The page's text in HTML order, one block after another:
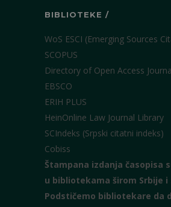
BIBLIOTEKE /
WoS ESCI (Emerging Sources
SCOPUS
Directory of Open Access
EBSCO
ERIH PLUS
HeinOnline Law Journal Library
SCIndeks (Srpski citatni indeks)
Cobiss
Štampana izdanja časopisa
u bibliotekama širom Srbije i
Podstičemo bibliotekare da